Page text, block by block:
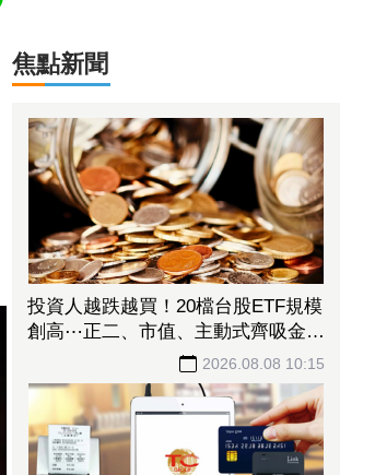
焦點新聞
投資人越跌越買！20檔台股ETF規模
創高⋯正二、市值、主動式齊吸金
「這檔正2」今年績效飆105%
2026.08.08 10:15